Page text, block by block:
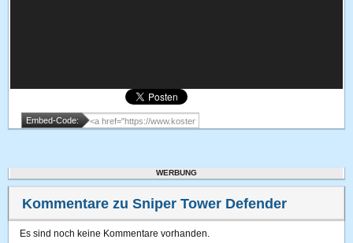
Embed-Code:
WERBUNG
Kommentare zu Sniper Tower Defender
Es sind noch keine Kommentare vorhanden.